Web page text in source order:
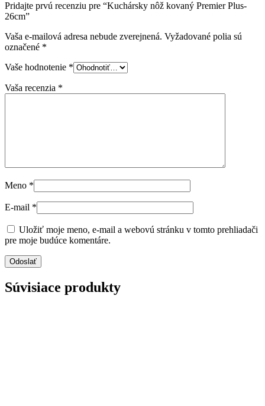
Pridajte prvú recenziu pre “Kuchársky nôž kovaný Premier Plus-
26cm”
Vaša e-mailová adresa nebude zverejnená. Vyžadované polia sú
označené *
Vaše hodnotenie *
Vaša recenzia *
Meno *
E-mail *
Uložiť moje meno, e-mail a webovú stránku v tomto prehliadači
pre moje budúce komentáre.
Súvisiace produkty